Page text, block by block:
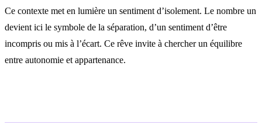
Ce contexte met en lumière un sentiment d’isolement. Le nombre un
devient ici le symbole de la séparation, d’un sentiment d’être
incompris ou mis à l’écart. Ce rêve invite à chercher un équilibre
entre autonomie et appartenance.